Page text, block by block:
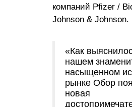
компаний Pfizer /
Johnson & Johnson.
«Как
нашем
насыщенном
рынке Обор
новая